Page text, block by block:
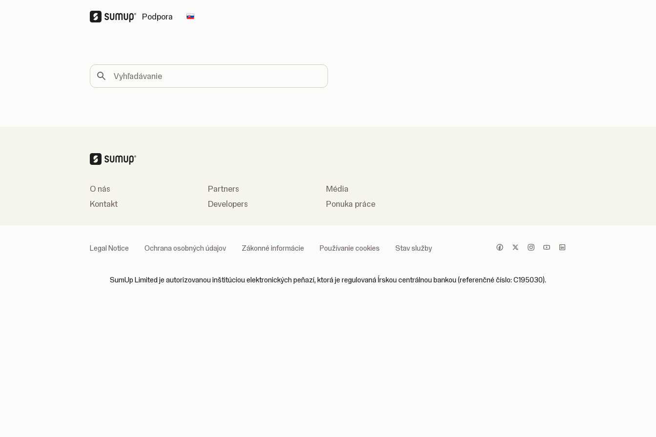
Podpora Change country
Vyhľadávanie
O nás
Kontakt
Partners
Developers
Média
Ponuka práce
Legal Notice Ochrana osobných údajov Zákonné informácie Používanie cookies Stav služby
SumUp Limited je autorizovanou inštitúciou elektronických peňazí, ktorá je regulovaná Írskou centrálnou bankou (referenčné číslo: C195030).